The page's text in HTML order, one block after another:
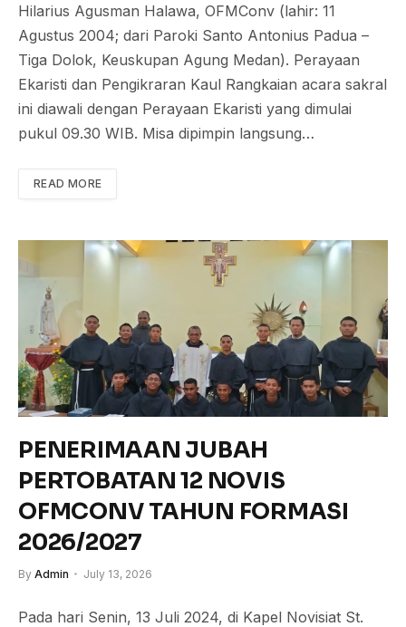
Hilarius Agusman Halawa, OFMConv (lahir: 11
Agustus 2004; dari Paroki Santo Antonius Padua –
Tiga Dolok, Keuskupan Agung Medan). Perayaan
Ekaristi dan Pengikraran Kaul Rangkaian acara sakral
ini diawali dengan Perayaan Ekaristi yang dimulai
pukul 09.30 WIB. Misa dipimpin langsung…
READ MORE
PENERIMAAN JUBAH
PERTOBATAN 12 NOVIS
OFMCONV TAHUN FORMASI
2026/2027
By Admin July 13, 2026
Pada hari Senin, 13 Juli 2024, di Kapel Novisiat St.